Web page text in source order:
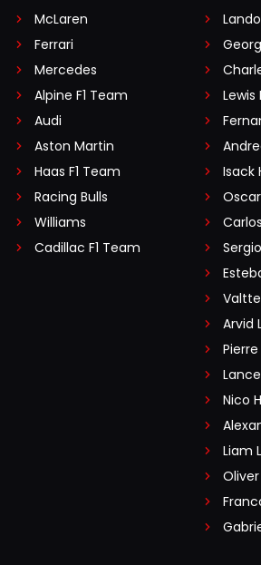
rinus-cornelis-doktor#93834
27 december 2019 14:29
En je maakt van een aanname een
een verwend nest. Nuf said
Angel Mugly
27 december 2019 16:20
Verstappen is een Veel
Hamilton heeft altijd het geluk
goede auto onder zijn kont had,
Als je het bekijkt is Hamilton een
McLaren
Ferrari
Mercedes
Alpine F1 Team
Audi
Aston Martin
Haas F1 Team
Racing Bulls
Williams
Cadillac F1 Team
Isack
Arvid
Nico
Liam